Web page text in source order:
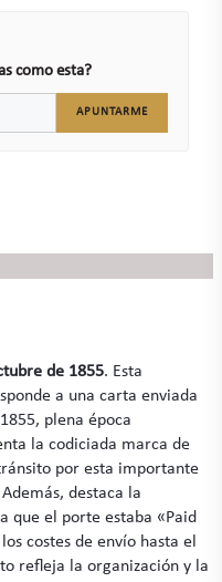
como esta?
APUNTARME
de 1855. Esta
a una carta enviada
plena época
la codiciada marca de
por esta importante
destaca la
que el porte estaba «Paid
costes de envío hasta el
refleja la organización y la